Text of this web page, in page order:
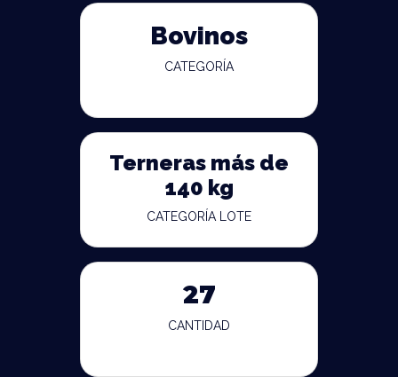
Bovinos
CATEGORÍA
Terneras más de
140 kg
CATEGORÍA LOTE
27
CANTIDAD